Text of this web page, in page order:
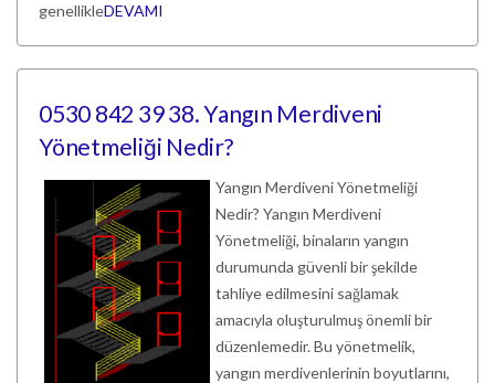
genellikleDEVAMI
0530 842 39 38. Yangın Merdiveni
Yönetmeliği Nedir?
Yangın Merdiveni Yönetmeliği
Nedir? Yangın Merdiveni
Yönetmeliği, binaların yangın
durumunda güvenli bir şekilde
tahliye edilmesini sağlamak
amacıyla oluşturulmuş önemli bir
düzenlemedir. Bu yönetmelik,
yangın merdivenlerinin boyutlarını,